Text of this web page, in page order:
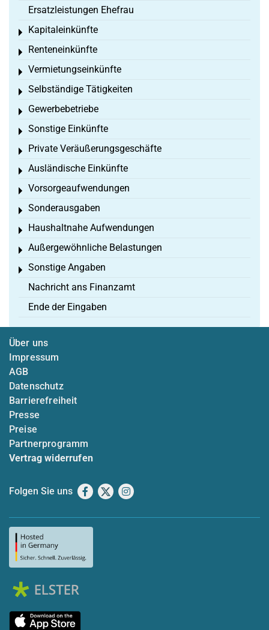
Ersatzleistungen Ehefrau
Kapitaleinkünfte
Toggle menu
Renteneinkünfte
Toggle menu
Vermietungseinkünfte
Toggle menu
Selbständige Tätigkeiten
Toggle menu
Gewerbebetriebe
Toggle menu
Sonstige Einkünfte
Toggle menu
Private Veräußerungsgeschäfte
Toggle menu
Ausländische Einkünfte
Toggle menu
Vorsorgeaufwendungen
Toggle menu
Sonderausgaben
Toggle menu
Haushaltnahe Aufwendungen
Toggle menu
Außergewöhnliche Belastungen
Toggle menu
Sonstige Angaben
Toggle menu
Nachricht ans Finanzamt
Ende der Eingaben
Über uns
Impressum
AGB
Datenschutz
Barrierefreiheit
Presse
Preise
Partnerprogramm
Vertrag widerrufen
Folgen Sie uns Facebook
X Instagram